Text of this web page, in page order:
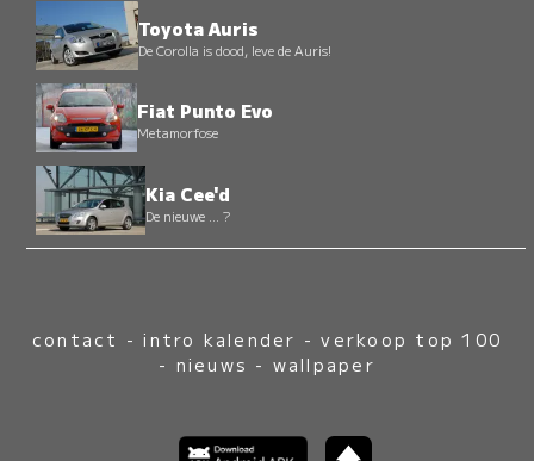
Toyota Auris
De Corolla is dood, leve de Auris!
Fiat Punto Evo
Metamorfose
Kia Cee'd
De nieuwe ... ?
contact -intro kalender -verkoop top 100
- nieuws - wallpaper